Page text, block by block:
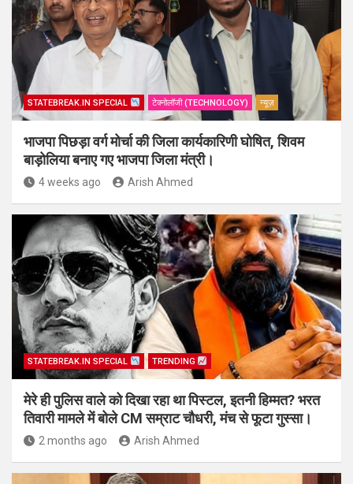
STATEBREAK.IN SPECIAL टेक्नोलॉजी (TECHNOLOGY) न्यूज़
भाजपा पिछड़ा वर्ग मोर्चा की जिला कार्यकारिणी घोषित, शिवम
बाड़ोलिया बनाए गए भाजपा जिला मंत्री।
4 weeks ago Arish Ahmed
STATEBREAK.IN SPECIAL TRENDING
मेरे ही पुलिस वाले को दिखा रहा था पिस्टल, इतनी हिम्मत? भरत
तिवारी मामले में बोले CM सम्राट चौधरी, मंच से फूटा गुस्सा।
2 months ago Arish Ahmed